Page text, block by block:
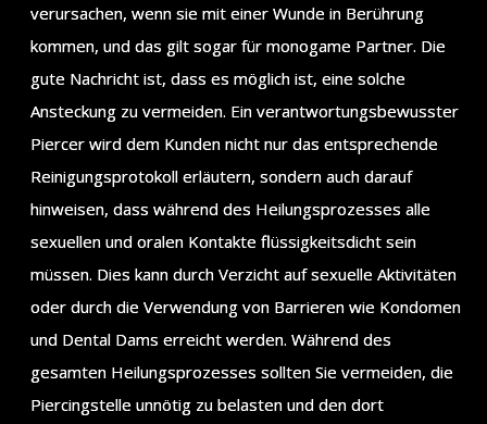
verursachen, wenn sie mit einer Wunde in Berührung
kommen, und das gilt sogar für monogame Partner. Die
gute Nachricht ist, dass es möglich ist, eine solche
Ansteckung zu vermeiden. Ein verantwortungsbewusster
Piercer wird dem Kunden nicht nur das entsprechende
Reinigungsprotokoll erläutern, sondern auch darauf
hinweisen, dass während des Heilungsprozesses alle
sexuellen und oralen Kontakte flüssigkeitsdicht sein
müssen. Dies kann durch Verzicht auf sexuelle Aktivitäten
oder durch die Verwendung von Barrieren wie Kondomen
und Dental Dams erreicht werden. Während des
gesamten Heilungsprozesses sollten Sie vermeiden, die
Piercingstelle unnötig zu belasten und den dort